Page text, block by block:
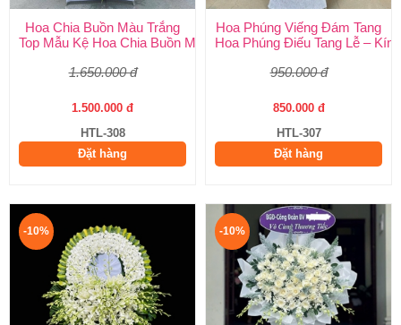
Hoa Chia Buồn Màu Trắng
Top Mẫu Kệ Hoa Chia Buồn Màu Trắng Được Chọn Nhiều Nhất
1.650.000 đ
1.500.000 đ
HTL-308
Đặt hàng
Hoa Phúng Viếng Đám Tang
Hoa Phúng Điếu Tang Lễ –
950.000 đ
850.000 đ
HTL-307
Đặt hàng
-10% -10%